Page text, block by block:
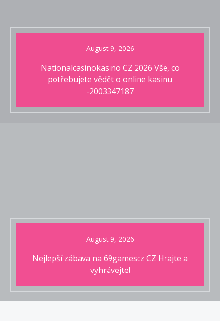
August 9, 2026
Nationalcasinokasino CZ 2026 Vše, co
potřebujete vědět o online kasinu
-2003347187
August 9, 2026
Nejlepší zábava na 69gamescz CZ Hrajte a
vyhrávejte!